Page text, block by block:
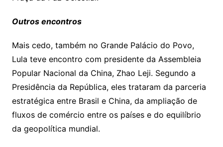
Outros encontros
Mais cedo, também no Grande Palácio do Povo,
Lula teve encontro com presidente da Assembleia
Popular Nacional da China, Zhao Leji. Segundo a
Presidência da República, eles trataram da parceria
estratégica entre Brasil e China, da ampliação de
fluxos de comércio entre os países e do equilíbrio
da geopolítica mundial.